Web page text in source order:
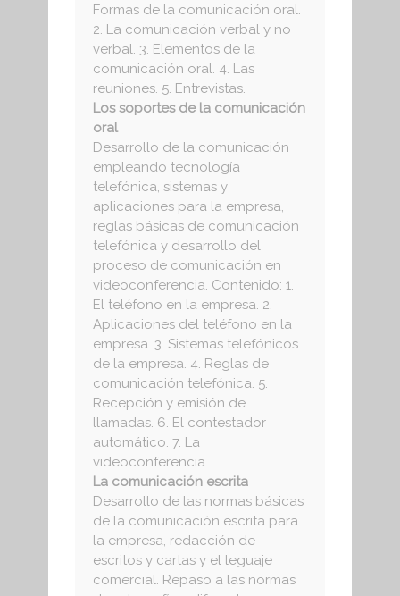
Formas de la comunicación oral.
2. La comunicación verbal y no
verbal. 3. Elementos de la
comunicación oral. 4. Las
reuniones. 5. Entrevistas.
Los soportes de la comunicación
oral
Desarrollo de la comunicación
empleando tecnología
telefónica, sistemas y
aplicaciones para la empresa,
reglas básicas de comunicación
telefónica y desarrollo del
proceso de comunicación en
videoconferencia. Contenido: 1.
El teléfono en la empresa. 2.
Aplicaciones del teléfono en la
empresa. 3. Sistemas telefónicos
de la empresa. 4. Reglas de
comunicación telefónica. 5.
Recepción y emisión de
llamadas. 6. El contestador
automático. 7. La
videoconferencia.
La comunicación escrita
Desarrollo de las normas básicas
de la comunicación escrita para
la empresa, redacción de
escritos y cartas y el leguaje
comercial. Repaso a las normas